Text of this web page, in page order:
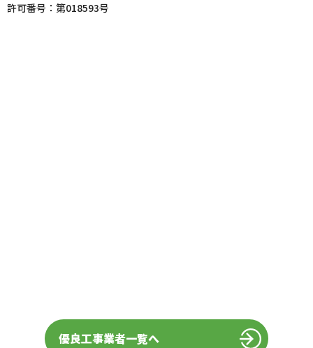
許可番号：第018593号
優良工事業者一覧へ